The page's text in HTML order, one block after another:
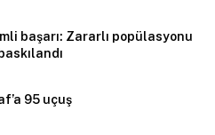
başarı: Zararlı popülasyonu
95 uçuş